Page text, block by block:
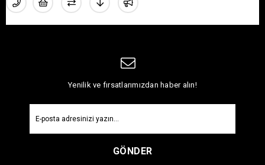
Yenilik ve fırsatlarımızdan haber alın!
GÖNDER